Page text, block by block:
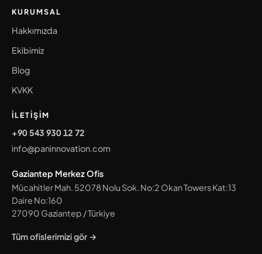
KURUMSAL
Hakkımızda
Ekibimiz
Blog
KVKK
İLETIŞIM
+90 543 930 12 72
info@paninnovation.com
Gaziantep Merkez Ofis
Mücahitler Mah. 52078 Nolu Sok. No:2 Okan Towers Kat:13
Daire No:160
27090 Gaziantep /Türkiye
Tüm ofislerimizi gör →